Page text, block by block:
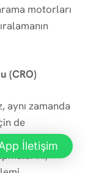
motorları
(CRO)
aynı zamanda
de
(CRO), web
İletişim